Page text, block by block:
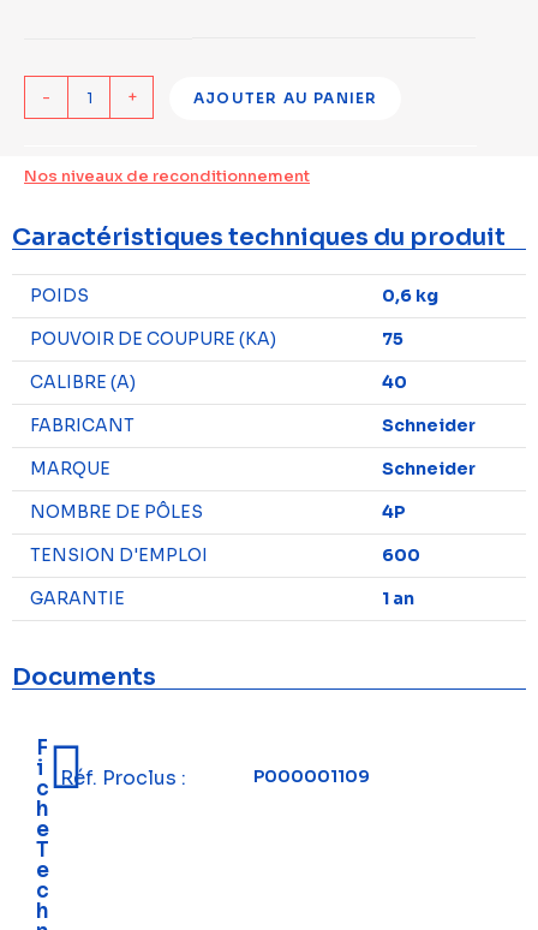
- + AJOUTER AU PANIER
Nos niveaux de reconditionnement
Caractéristiques techniques du produit
POIDS
0,6 kg
POUVOIR DE COUPURE (KA)
75
CALIBRE (A)
40
FABRICANT
Schneider
MARQUE
Schneider
NOMBRE DE PÔLES
4P
TENSION D'EMPLOI
600
GARANTIE
1 an
Documents
F
i
c
h
e
T
e
c
h
Réf. Proclus : P000001109